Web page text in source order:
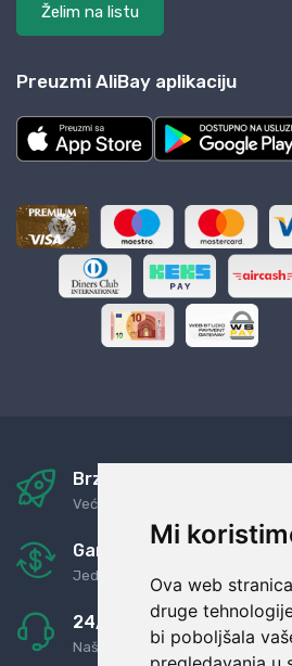
Mi
Ova web
druge
bi poboljšala
Želim na listu
Preuzmi AliBay aplikaciju
Brza i sigurna dostava
Već za nekoliko dana kod vas
Garancija u povrat
Jednostavno pravilo: Roba za
24/7 odlična podrška
Naši agenti uvijek na